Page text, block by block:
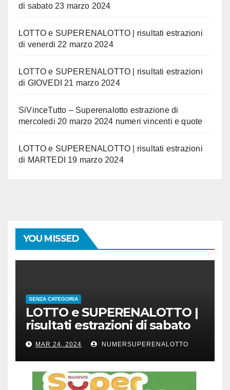
di sabato 23 marzo 2024
LOTTO e SUPERENALOTTO | risultati estrazioni
di venerdi 22 marzo 2024
LOTTO e SUPERENALOTTO | risultati estrazioni
di GIOVEDI 21 marzo 2024
SiVinceTutto – Superenalotto estrazione di
mercoledi 20 marzo 2024 numeri vincenti e quote
LOTTO e SUPERENALOTTO | risultati estrazioni
di MARTEDI 19 marzo 2024
YOU MISSED
SENZA CATEGORIA
LOTTO e SUPERENALOTTO |
risultati estrazioni di sabato
23 marzo 2024
MAR 24, 2024 NUMERSUPERENALOTTO